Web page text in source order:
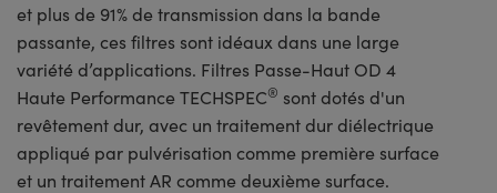
et plus de 91% de transmission dans la bande
passante, ces filtres sont idéaux dans une large
variété d’applications. Filtres Passe-Haut OD 4
Haute Performance TECHSPEC® sont dotés d'un
revêtement dur, avec un traitement dur diélectrique
appliqué par pulvérisation comme première surface
et un traitement AR comme deuxième surface.